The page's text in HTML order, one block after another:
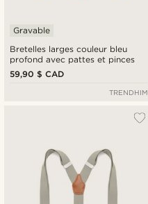
Bretelles larges couleur bleu
profond avec pattes et pinces
Gravable
59,90 $ CAD
TRENDHIM